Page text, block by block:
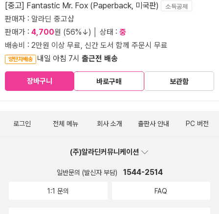
[중고] Fantastic Mr. Fox (Paperback, 미국판) 소득공제
판매자 : 알라딘 중고샵
판매가 : 4,700원 (56%↓) │ 상태 : 중
배송비 : 2만원 이상 무료, 신간 도서 함께 주문시 무료
양탄자배송 내일 아침 7시 출근전 배송
장바구니 바로구매 보관함
로그인 전체 메뉴 회사 소개 출판사 안내 PC 버전
(주)알라딘커뮤니케이션
일반문의 (발신자 부담) 1544-2514
1:1 문의 FAQ